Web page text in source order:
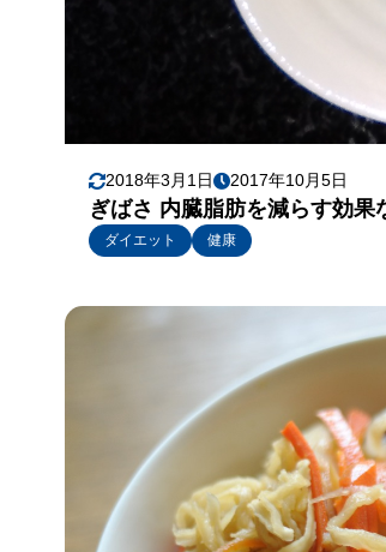
2018年3月1日 2017年10月5日
ぎばさ 内臓脂肪を減らす効果
ダイエット
健康